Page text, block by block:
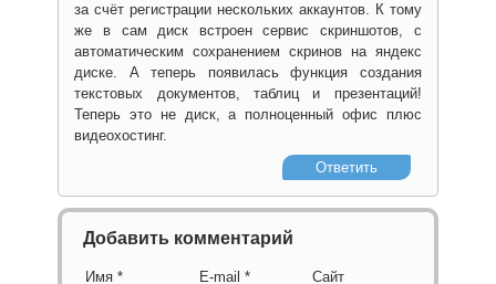
за счёт регистрации нескольких аккаунтов. К тому
же в сам диск встроен сервис скриншотов, с
автоматическим сохранением скринов на яндекс
диске. А теперь появилась функция создания
текстовых документов, таблиц и презентаций!
Теперь это не диск, а полноценный офис плюс
видеохостинг.
Ответить
Добавить комментарий
Имя* E-mail * Сайт